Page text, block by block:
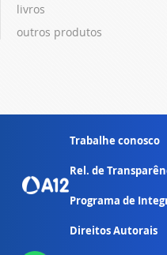
livros
outros produtos
Trabalhe conosco
Rel. de
Programa de
Direitos Autorais